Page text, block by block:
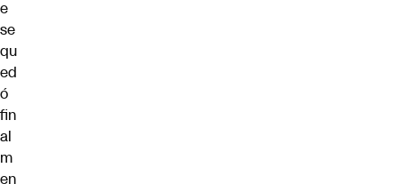
e
se
qu
ed
ó
fin
al
m
en